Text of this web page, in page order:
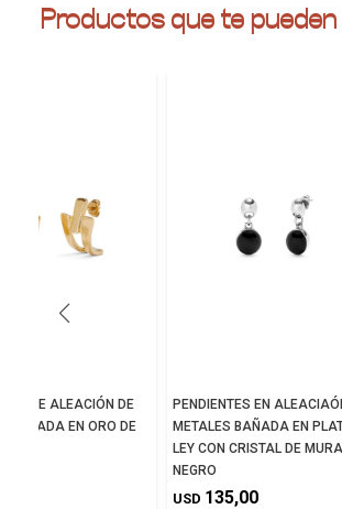
Productos que te
DE ALEACIÓN DE
BAÑADA EN ORO DE
PENDIENTES EN
METALES BAÑADA EN
LEY CON CRISTAL DE
NEGRO
USD 135,00